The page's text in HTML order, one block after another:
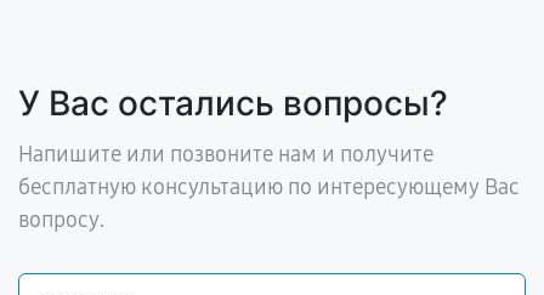
У Вас остались вопросы?
Напишите или позвоните нам и получите
бесплатную консультацию по интересующему Вас
вопросу.